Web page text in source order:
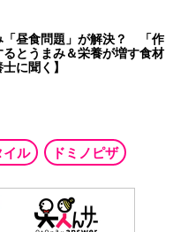
「昼食問題」が解決？ 「作
るとうまみ＆栄養が増す食材
に聞く】
イル ドミノピザ